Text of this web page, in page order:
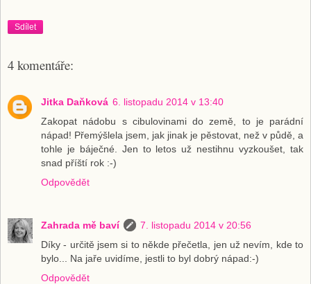
Sdílet
4 komentáře:
Jitka Daňková 6. listopadu 2014 v 13:40
Zakopat nádobu s cibulovinami do země, to je parádní
nápad! Přemýšlela jsem, jak jinak je pěstovat, než v půdě, a
tohle je báječné. Jen to letos už nestihnu vyzkoušet, tak
snad příští rok :-)
Odpovědět
Zahrada mě baví
7. listopadu 2014 v 20:56
Díky - určitě jsem si to někde přečetla, jen už nevím, kde to
bylo... Na jaře uvidíme, jestli to byl dobrý nápad:-)
Odpovědět